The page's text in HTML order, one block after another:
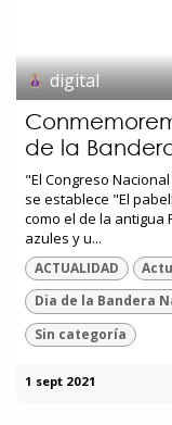
digital
de la
"El Congreso
se establece "El
como el de la antigua
azules y u...
ACTUALIDAD
Dia de la Bandera
Sin categoría
1 sept 2021